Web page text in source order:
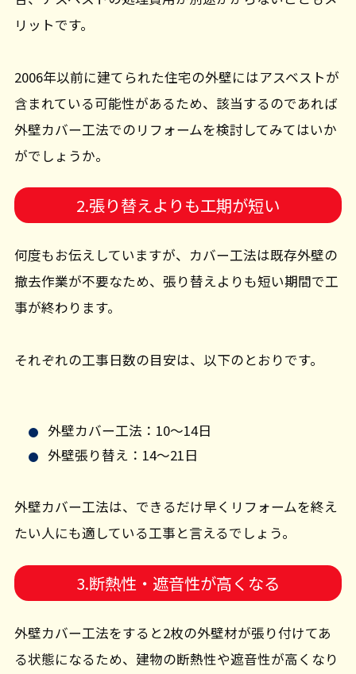
リットです。
2006年以前に建てられた住宅の外壁にはアスベストが
含まれている可能性があるため、該当するのであれば
外壁カバー工法でのリフォームを検討してみてはいか
がでしょうか。
2.張り替えよりも工期が短い
何度もお伝えしていますが、カバー工法は既存外壁の
撤去作業が不要なため、張り替えよりも短い期間で工
事が終わります。
それぞれの工事日数の目安は、以下のとおりです。
外壁カバー工法：10～14日
外壁張り替え：14～21日
外壁カバー工法は、できるだけ早くリフォームを終え
たい人にも適している工事と言えるでしょう。
3.断熱性・遮音性が高くなる
外壁カバー工法をすると2枚の外壁材が張り付けてあ
る状態になるため、建物の断熱性や遮音性が高くなり